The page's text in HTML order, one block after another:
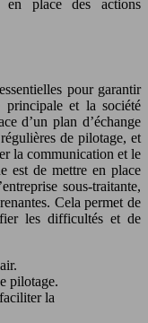
place des actions
pour garantir
principale et la société
d’un plan d’échange
de pilotage, et
la communication et le
est de mettre en place
sous-traitante,
Cela permet de
les difficultés et de
pilotage.
la